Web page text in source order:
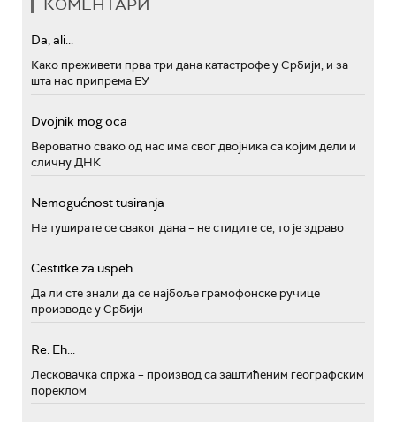
КОМЕНТАРИ
Da, ali...
Како преживети прва три дана катастрофе у Србији, и за
шта нас припрема ЕУ
Dvojnik mog oca
Вероватно свако од нас има свог двојника са којим дели и
сличну ДНК
Nemogućnost tusiranja
Не туширате се сваког дана – не стидите се, то је здраво
Cestitke za uspeh
Да ли сте знали да се најбоље грамофонске ручице
производе у Србији
Re: Eh...
Лесковачка спржа – производ са заштићеним географским
пореклом